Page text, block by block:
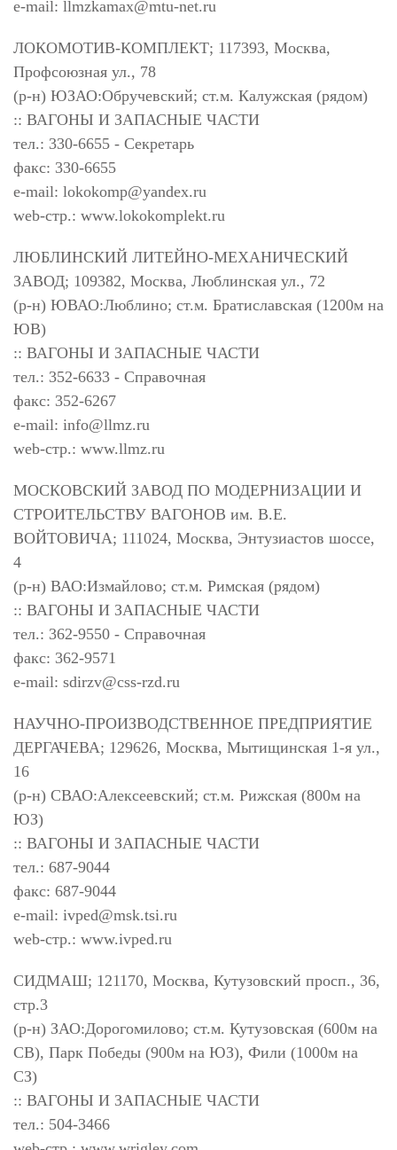
e-mail: llmzkamax@mtu-net.ru
ЛОКОМОТИВ-КОМПЛЕКТ; 117393, Москва,
Профсоюзная ул., 78
(р-н) ЮЗАО:Обручевский; ст.м. Калужская (рядом)
:: ВАГОНЫ И ЗАПАСНЫЕ ЧАСТИ
тел.: 330-6655 - Секретарь
факс: 330-6655
e-mail: lokokomp@yandex.ru
web-стр.: www.lokokomplekt.ru
ЛЮБЛИНСКИЙ ЛИТЕЙНО-МЕХАНИЧЕСКИЙ
ЗАВОД; 109382, Москва, Люблинская ул., 72
(р-н) ЮВАО:Люблино; ст.м. Братиславская (1200м на
ЮВ)
:: ВАГОНЫ И ЗАПАСНЫЕ ЧАСТИ
тел.: 352-6633 - Справочная
факс: 352-6267
e-mail: info@llmz.ru
web-стр.: www.llmz.ru
МОСКОВСКИЙ ЗАВОД ПО МОДЕРНИЗАЦИИ И
СТРОИТЕЛЬСТВУ ВАГОНОВ им. В.Е.
ВОЙТОВИЧА; 111024, Москва, Энтузиастов шоссе,
4
(р-н) ВАО:Измайлово; ст.м. Римская (рядом)
:: ВАГОНЫ И ЗАПАСНЫЕ ЧАСТИ
тел.: 362-9550 - Справочная
факс: 362-9571
e-mail: sdirzv@css-rzd.ru
НАУЧНО-ПРОИЗВОДСТВЕННОЕ ПРЕДПРИЯТИЕ
ДЕРГАЧЕВА; 129626, Москва, Мытищинская 1-я ул.,
16
(р-н) СВАО:Алексеевский; ст.м. Рижская (800м на
ЮЗ)
:: ВАГОНЫ И ЗАПАСНЫЕ ЧАСТИ
тел.: 687-9044
факс: 687-9044
e-mail: ivped@msk.tsi.ru
web-стр.: www.ivped.ru
СИДМАШ; 121170, Москва, Кутузовский просп., 36,
стр.3
(р-н) ЗАО:Дорогомилово; ст.м. Кутузовская (600м на
СВ), Парк Победы (900м на ЮЗ), Фили (1000м на
СЗ)
:: ВАГОНЫ И ЗАПАСНЫЕ ЧАСТИ
тел.: 504-3466